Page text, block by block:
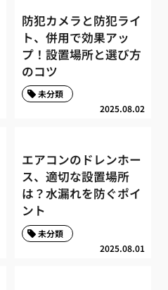
防犯カメラと防犯ライ
ト、併用で効果アッ
プ！設置場所と選び方
のコツ
2025.08.02
未分類
エアコンのドレンホー
ス、適切な設置場所
は？水漏れを防ぐポイ
ント
2025.08.01
未分類